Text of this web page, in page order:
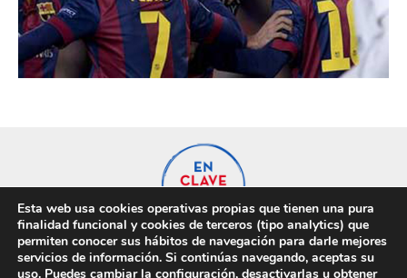
Esta web usa cookies operativas propias que tienen una pura
finalidad funcional y cookies de terceros (tipo analytics) que
permiten conocer sus hábitos de navegación para darle mejores
servicios de información. Si continúas navegando, aceptas su
uso. Puedes cambiar la configuración, desactivarlas u obtener